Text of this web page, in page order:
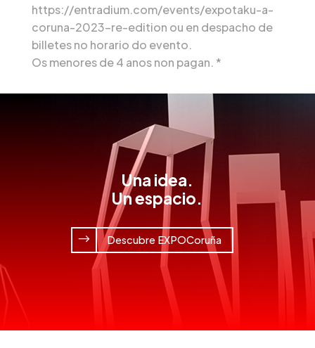
https://entradium.com/events/expotaku-a-
coruna-2023-re-edition ou en despacho de
billetes no horario do evento.
Os menores de 4 anos non pagan. *
Una idea.
Un espacio.
Descubre EXPOCoruña